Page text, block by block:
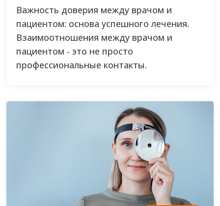
Важность доверия между врачом и
пациентом: основа успешного лечения.
Взаимоотношения между врачом и
пациентом - это не просто
профессиональные контакты.